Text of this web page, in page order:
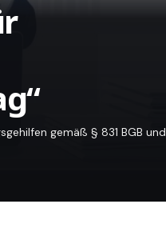
gemäß § 831 BGB und